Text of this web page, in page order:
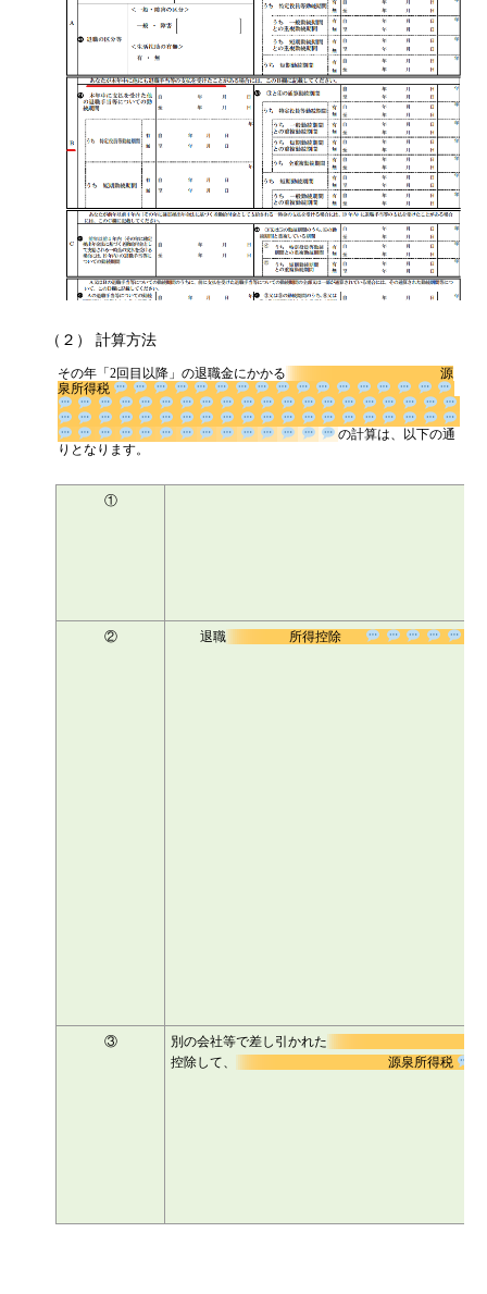
（２） 計算方法
その年「2回目以降」の退職金にかかる
源
泉所得税
の計算は、以下の
通りとなります。
①
② 退職 所得控除
③ 別の会社等で差し引かれた
控除して、
源泉所得税